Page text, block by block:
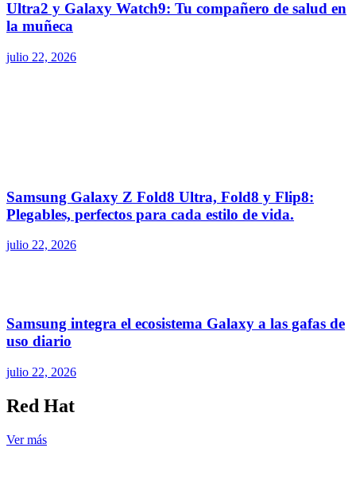
Ultra2 y Galaxy Watch9: Tu compañero de salud en
la muñeca
julio 22, 2026
Samsung Galaxy Z Fold8 Ultra, Fold8 y Flip8:
Plegables, perfectos para cada estilo de vida.
julio 22, 2026
Samsung integra el ecosistema Galaxy a las gafas de
uso diario
julio 22, 2026
Red Hat
Ver más